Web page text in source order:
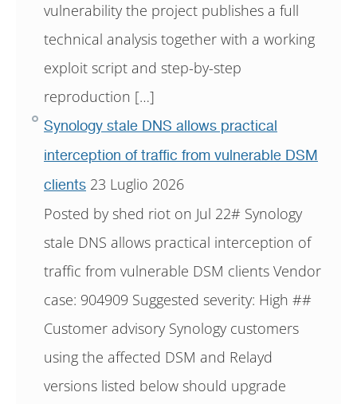
vulnerability the project publishes a full
technical analysis together with a working
exploit script and step-by-step
reproduction […]
Synology stale DNS allows practical
interception of traffic from vulnerable DSM
clients 23 Luglio 2026
Posted by shed riot on Jul 22# Synology
stale DNS allows practical interception of
traffic from vulnerable DSM clients Vendor
case: 904909 Suggested severity: High ##
Customer advisory Synology customers
using the affected DSM and Relayd
versions listed below should upgrade